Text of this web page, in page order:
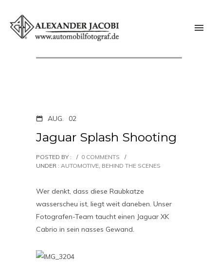
AUG. 02
Jaguar Splash Shooting
POSTED BY : / 0 COMMENTS
/
UNDER : AUTOMOTIVE, BEHIND THE SCENES
Wer denkt, dass diese Raubkatze
wasserscheu ist, liegt weit daneben. Unser
Fotografen-Team taucht einen Jaguar XK
Cabrio in sein nasses Gewand.